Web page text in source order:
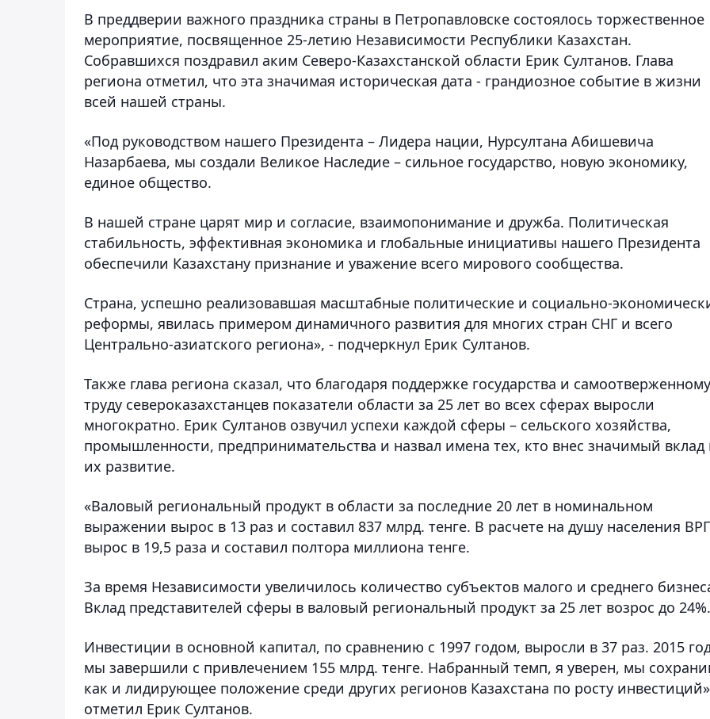
В преддверии важного праздника страны в Петропавловске состоялось торжественное
мероприятие, посвященное 25-летию Независимости Республики Казахстан.
Собравшихся поздравил аким Северо-Казахстанской области Ерик Султанов. Глава
региона отметил, что эта значимая историческая дата - грандиозное событие в жизни
всей нашей страны.
«Под руководством нашего Президента – Лидера нации, Нурсултана Абишевича
Назарбаева, мы создали Великое Наследие – сильное государство, новую экономику,
единое общество.
В нашей стране царят мир и согласие, взаимопонимание и дружба. Политическая
стабильность, эффективная экономика и глобальные инициативы нашего Президента
обеспечили Казахстану признание и уважение всего мирового сообщества.
Страна, успешно реализовавшая масштабные политические и социально-
реформы, явилась примером динамичного развития для многих стран СНГ и всего
Центрально-азиатского региона», - подчеркнул Ерик Султанов.
Также глава региона сказал, что благодаря поддержке государства и самоотверженному
труду североказахстанцев показатели области за 25 лет во всех сферах выросли
многократно. Ерик Султанов озвучил успехи каждой сферы – сельского хозяйства,
промышленности, предпринимательства и назвал имена тех, кто внес значимый вклад
их развитие.
«Валовый региональный продукт в области за последние 20 лет в номинальном
выражении вырос в 13 раз и составил 837 млрд. тенге. В расчете на душу населения
вырос в 19,5 раза и составил полтора миллиона тенге.
За время Независимости увеличилось количество субъектов малого и среднего
Вклад представителей сферы в валовый региональный продукт за 25 лет возрос до 24%.
Инвестиции в основной капитал, по сравнению с 1997 годом, выросли в 37 раз. 2015
мы завершили с привлечением 155 млрд. тенге. Набранный темп, я уверен, мы
как и лидирующее положение среди других регионов Казахстана по росту
отметил Ерик Султанов.